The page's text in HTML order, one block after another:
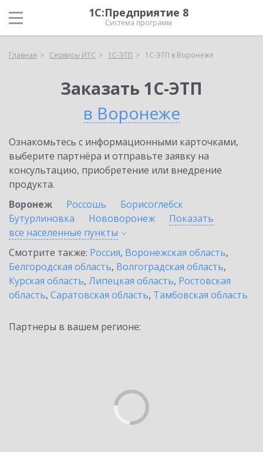
1С:Предприятие 8
Система программ
Главная Сервисы ИТС 1С-ЭТП 1С-ЭТП в Воронеже
Заказать 1С-ЭТП
в Воронеже
Ознакомьтесь с информационными карточками,
выберите партнёра и отправьте заявку на
консультацию, приобретение или внедрение
продукта.
Воронеж
Россошь
Борисоглебск
Бутурлиновка
Нововоронеж
Показать
все населенные пункты
Смотрите также: Россия, Воронежская область,
Белгородская область, Волгоградская область,
Курская область, Липецкая область, Ростовская
область, Саратовская область, Тамбовская область
Партнеры в вашем регионе: